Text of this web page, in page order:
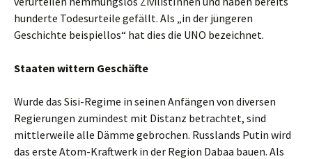
hunderte Todesurteile gefällt. Als „in der jüngeren
Geschichte beispiellos“ hat dies die UNO bezeichnet.
Staaten wittern Geschäfte
Wurde das Sisi-Regime in seinen Anfängen von diversen
Regierungen zumindest mit Distanz betrachtet, sind
mittlerweile alle Dämme gebrochen. Russlands Putin wird
das erste Atom-Kraftwerk in der Region Dabaa bauen. Als